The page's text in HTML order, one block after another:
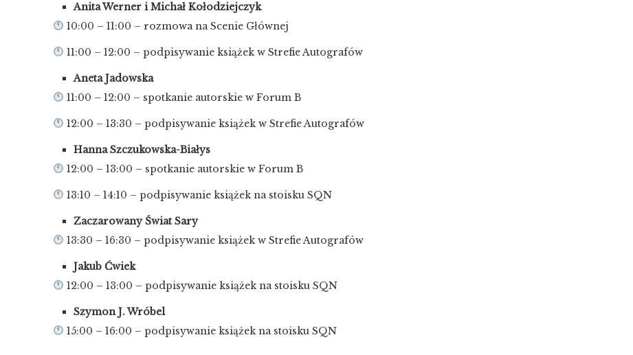
Anita Werner i Michał Kołodziejczyk
10:00 – 11:00 – rozmowa na Scenie Głównej
11:00 – 12:00 – podpisywanie książek w Strefie Autografów
Aneta Jadowska
11:00 – 12:00 – spotkanie autorskie w Forum B
12:00 – 13:30 – podpisywanie książek w Strefie Autografów
Hanna Szczukowska-Białys
12:00 – 13:00 – spotkanie autorskie w Forum B
13:10 – 14:10 – podpisywanie książek na stoisku SQN
Zaczarowany Świat Sary
13:30 – 16:30 – podpisywanie książek w Strefie Autografów
Jakub Ćwiek
12:00 – 13:00 – podpisywanie książek na stoisku SQN
Szymon J. Wróbel
15:00 – 16:00 – podpisywanie książek na stoisku SQN